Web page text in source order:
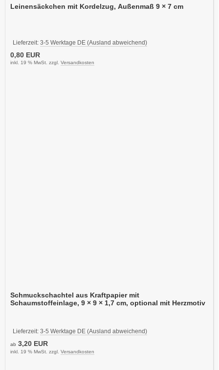
Leinensäckchen mit Kordelzug, Außenmaß 9 × 7 cm
Lieferzeit: 3-5 Werktage DE (Ausland abweichend)
0,80 EUR
inkl. 19 % MwSt. zzgl. Versandkosten
Schmuckschachtel aus Kraftpapier mit
Schaumstoffeinlage, 9 × 9 × 1,7 cm, optional mit Herzmotiv
Lieferzeit: 3-5 Werktage DE (Ausland abweichend)
ab 3,20 EUR
inkl. 19 % MwSt. zzgl. Versandkosten